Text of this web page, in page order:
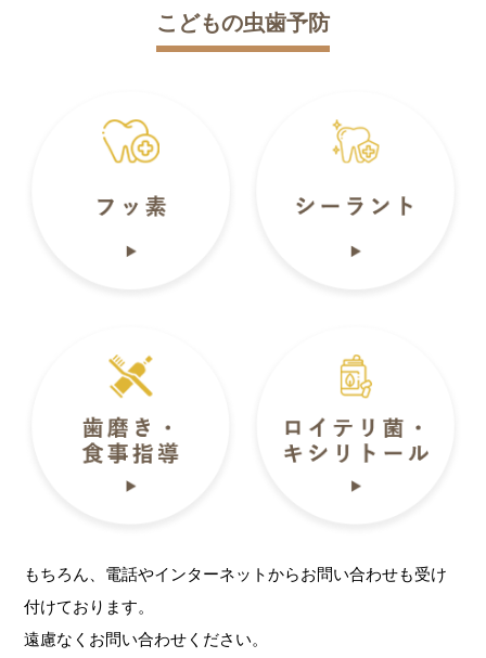
こどもの虫歯予防
もちろん、電話やインターネットからお問い合わせも受け
付けております。
遠慮なくお問い合わせください。